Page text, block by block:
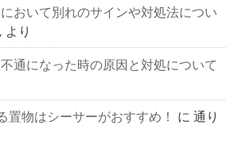
おいて別れのサインや対処法につい
より
通になった時の原因と対処について
置物はシーサーがおすすめ！ に通り